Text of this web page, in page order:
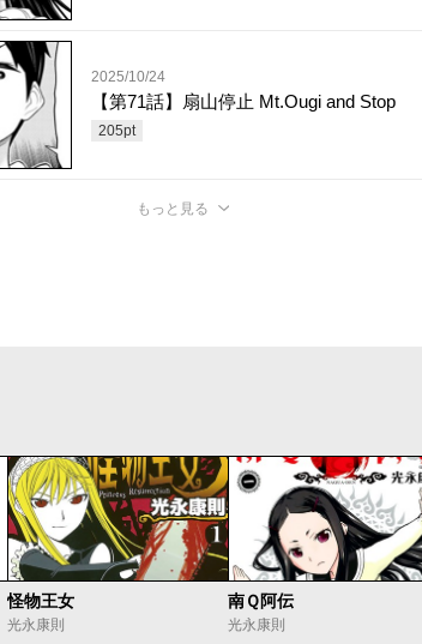
2025/10/24
【第71話】扇山停止 Mt.Ougi and Stop
205pt
もっと見る
怪物王女
光永康則
南Ｑ阿伝
光永康則